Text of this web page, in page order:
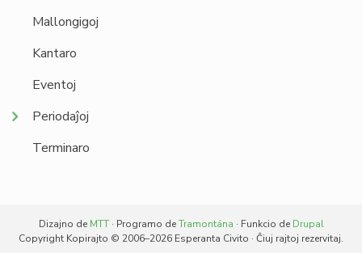
Mallongigoj
Kantaro
Eventoj
Periodaĵoj
Terminaro
Dizajno de MTT· Programo deTramontána · Funkcio de Drupal
Copyright Kopirajto © 2006–2026 Esperanta Civito · Ĉiuj rajtoj rezervitaj.